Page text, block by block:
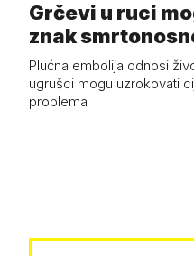
Grčevi u ruci
znak
Plućna embolija odnosi
ugrušci mogu uzrokovati
problema